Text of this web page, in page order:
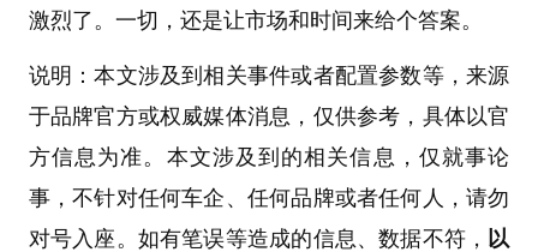
激烈了。一切，还是让市场和时间来给个答案。
说明：本文涉及到相关事件或者配置参数等，来源
于品牌官方或权威媒体消息，仅供参考，具体以官
方信息为准。本文涉及到的相关信息，仅就事论
事，不针对任何车企、任何品牌或者任何人，请勿
对号入座。如有笔误等造成的信息、数据不符， 以